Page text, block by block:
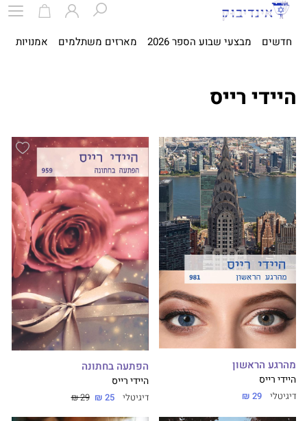
חדשים מבצעי שבוע הספר 2026 מארזים משתלמים אמנויות
היידי רייס
מהרגע הראשון
היידי רייס
דיגיטלי 29 ₪
הפתעה בחתונה
היידי רייס
דיגיטלי 25 ₪
29 ₪